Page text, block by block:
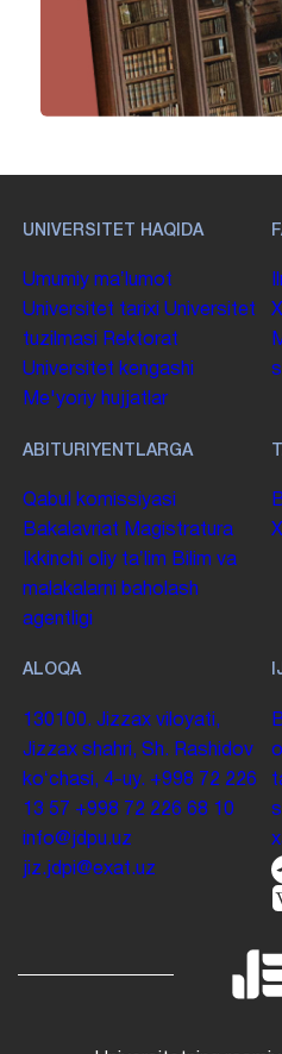
UNIVERSITET HAQIDA
Umumiy maʼlumot
Universitet tarixi Universitet
tuzilmasi
Rektorat
Universitet kengashi
Me'yoriy hujjatlar
ABITURIYENTLARGA
Qabul komissiyasi
Bakalavriat Magistratura
Ikkinchi oliy taʼlim Bilim va
malakalarni baholash
agentligi
ALOQA
130100. Jizzax viloyati,
Jizzax shahri, Sh. Rashidov
koʻchasi, 4-uy. +998 72 226
13 57 +998 72 226 68 10
info@jdpu.uz
jiz.jdpi@exat.uz